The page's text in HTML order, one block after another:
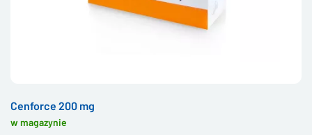
Cenforce 200 mg
w magazynie